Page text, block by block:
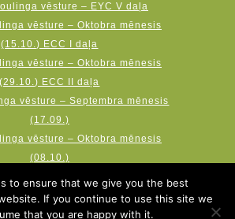
vēsture – EYC V daļa
vēsture – Oktobra mēnesis
(15.10.) ECC I daļa
vēsture – Oktobra mēnesis
(29.10.) ECC II daļa
vēsture – Septembra mēnesis
(17.09.)
vēsture – Oktobra mēnesis
(08.10.)
vēsture – Novembra mēnesis
AMF Qubica World Cup
to ensure that we give you the best
If you continue to use this site we
that you are happy with it.